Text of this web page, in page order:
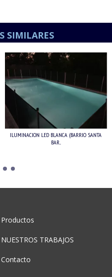
SIMILARES
ILUMINACION LED BLANCA (BARRIO SANTA
BAR...
Productos
NUESTROS TRABAJOS
Contacto